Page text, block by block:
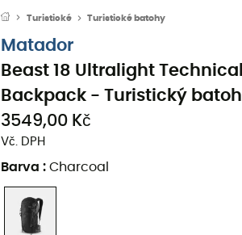
Turistické Turistické batohy
Matador
Beast 18 Ultralight Technical
Backpack - Turistický batoh
3549,00 Kč
Vč. DPH
Barva : Charcoal